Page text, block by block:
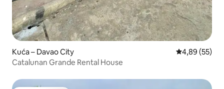
Kuća – Davao City Prosječna
4,89 (55)
Catalunan Grande Rental House